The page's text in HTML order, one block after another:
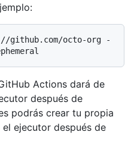
octo-org -
Actions dará de
después de
podrás crear tu propia
ejecutor después de